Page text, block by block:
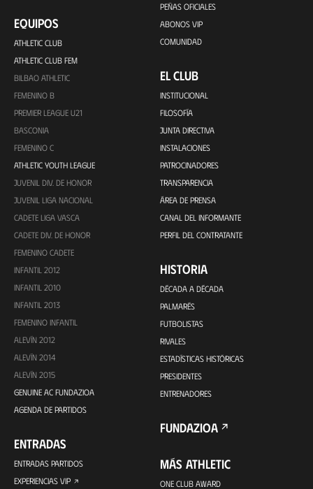
EQUIPOS
ATHLETIC CLUB
ATHLETIC CLUB FEM
BILBAO ATHLETIC
FEMENINO B
PREMIER LEAGUE U21
BASCONIA
FEMENINO C
ATHLETIC YOUTH LEAGUE
JUVENIL DIV. DE HONOR
JUVENIL LIGA NACIONAL
CADETE LIGA VASCA
CADETE DIV. DE HONOR
FEMENINO CADETE
INFANTIL 2012
INFANTIL 2010
INFANTIL 2013
FEMENINO INFANTIL
ALEVÍN 2012
ALEVÍN 2014
ALEVÍN 2015
GENUINE AC FUNDAZIOA
AGENDA DE PARTIDOS
ENTRADAS
ENTRADAS PARTIDOS
EXPERIENCIAS VIP
PEÑAS OFICIALES
ABONOS VIP
COMUNIDAD
EL CLUB
INSTITUCIONAL
FILOSOFÍA
JUNTA DIRECTIVA
INSTALACIONES
PATROCINADORES
TRANSPARENCIA
ÁREA DE PRENSA
CANAL DEL INFORMANTE
PERFIL DEL CONTRATANTE
HISTORIA
DÉCADA A DÉCADA
PALMARÉS
FUTBOLISTAS
RIVALES
ESTADÍSTICAS HISTÓRICAS
PRESIDENTES
ENTRENADORES
FUNDAZIOA
MÁS ATHLETIC
ONE CLUB AWARD